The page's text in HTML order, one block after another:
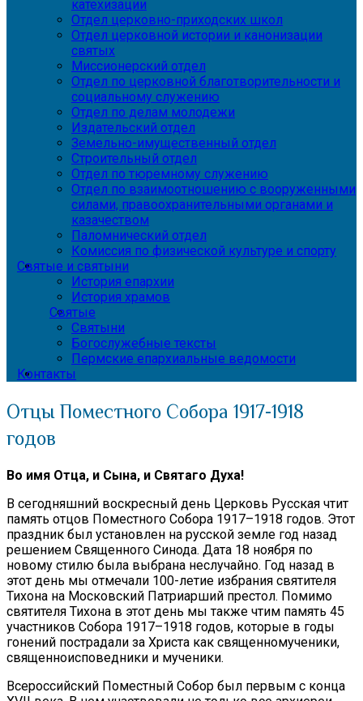
катехизации
Отдел церковно-приходских школ
Отдел церковной истории и канонизации
святых
Миссионерский отдел
Отдел по церковной благотворительности и
социальному служению
Отдел по делам молодежи
Издательский отдел
Земельно-имущественный отдел
Строительный отдел
Отдел по тюремному служению
Отдел по взаимоотношению с вооруженными
силами, правоохранительными органами и
казачеством
Паломнический отдел
Комиссия по физической культуре и спорту
Святые и святыни
История епархии
История храмов
Святые
Святыни
Богослужебные тексты
Пермские епархиальные ведомости
Контакты
Отцы Поместного Собора 1917-1918
годов
Во имя Отца, и Сына, и Святаго Духа!
В сегодняшний воскресный день Церковь Русская чтит
память отцов Поместного Собора 1917–1918 годов. Этот
праздник был установлен на русской земле год назад
решением Священного Синода. Дата 18 ноября по
новому стилю была выбрана неслучайно. Год назад в
этот день мы отмечали 100-летие избрания святителя
Тихона на Московский Патриарший престол. Помимо
святителя Тихона в этот день мы также чтим память 45
участников Собора 1917–1918 годов, которые в годы
гонений пострадали за Христа как священномученики,
священноисповедники и мученики.
Всероссийский Поместный Собор был первым с конца